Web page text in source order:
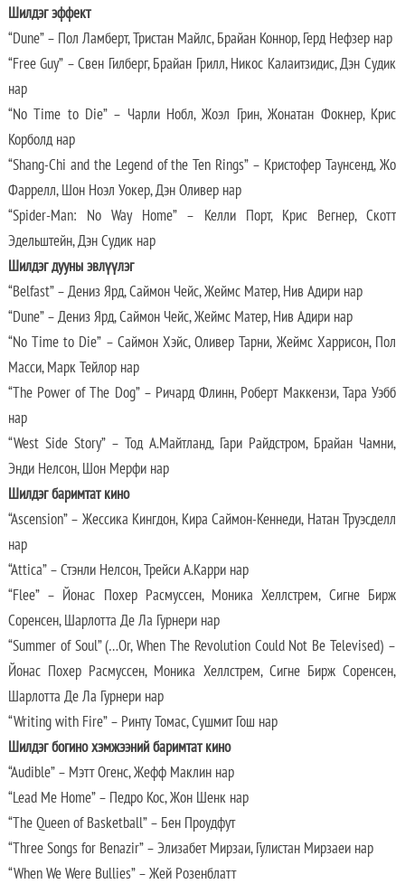
Шилдэг эффект
“Dune” – Пол Ламберт, Тристан Майлс, Брайан Коннор, Герд Нефзер нар
“Free Guy” – Свен Гилберг, Брайан Грилл, Никос Калаитзидис, Дэн Судик
нар
“No Time to Die” – Чарли Нобл, Жоэл Грин, Жонатан Фокнер, Крис
Корболд нар
“Shang-Chi and the Legend of the Ten Rings” – Кристофер Таунсенд, Жо
Фаррелл, Шон Ноэл Уокер, Дэн Оливер нар
“Spider-Man: No Way Home” – Келли Порт, Крис Вегнер, Скотт
Эдельштейн, Дэн Судик нар
Шилдэг дууны эвлүүлэг
“Belfast” – Дениз Ярд, Саймон Чейс, Жеймс Матер, Нив Адири нар
“Dune” – Дениз Ярд, Саймон Чейс, Жеймс Матер, Нив Адири нар
“No Time to Die” – Саймон Хэйс, Оливер Тарни, Жеймс Харрисон, Пол
Масси, Марк Тейлор нар
“The Power of The Dog” – Ричард Флинн, Роберт Маккензи, Тара Уэбб
нар
“West Side Story” – Тод А.Майтланд, Гари Райдстром, Брайан Чамни,
Энди Нелсон, Шон Мерфи нар
Шилдэг баримтат кино
“Ascension” – Жессика Кингдон, Кира Саймон-Кеннеди, Натан Труэсделл
нар
“Attica” – Стэнли Нелсон, Трейси А.Карри нар
“Flee” – Йонас Похер Расмуссен, Моника Хеллстрем, Сигне Бирж
Соренсен, Шарлотта Де Ла Гурнери нар
“Summer of Soul” (…Or, When The Revolution Could Not Be Televised) –
Йонас Похер Расмуссен, Моника Хеллстрем, Сигне Бирж Соренсен,
Шарлотта Де Ла Гурнери нар
“Writing with Fire” – Ринту Томас, Сушмит Гош нар
Шилдэг богино хэмжээний баримтат кино
“Audible” – Мэтт Огенс, Жефф Маклин нар
“Lead Me Home” – Педро Кос, Жон Шенк нар
“The Queen of Basketball” – Бен Проудфут
“Three Songs for Benazir” – Элизабет Мирзаи, Гулистан Мирзаеи нар
“When We Were Bullies” – Жей Розенблатт